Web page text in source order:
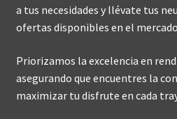
a tus necesidades y llévate tus
ofertas disponibles en el
Priorizamos la excelencia en
asegurando que encuentres la
maximizar tu disfrute en cada